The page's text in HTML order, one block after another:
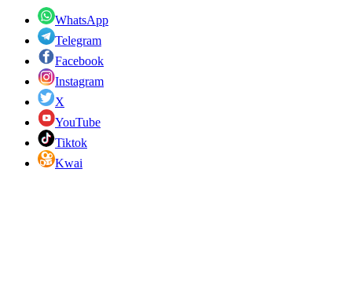
WhatsApp
Telegram
Facebook
Instagram
X
YouTube
Tiktok
Kwai